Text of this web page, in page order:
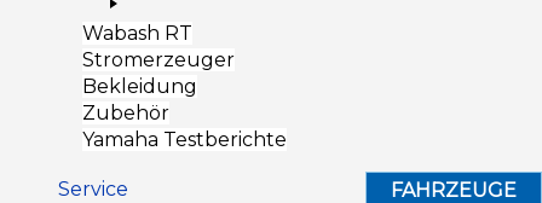
Wabash RT
Stromerzeuger
Bekleidung
Zubehör
Yamaha Testberichte
FAHRZEUGE
Service